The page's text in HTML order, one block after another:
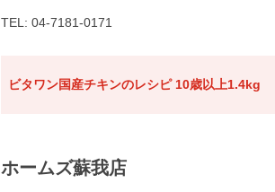
TEL: 04-7181-0171
ビタワン国産チキンのレシピ 10歳以上1.4kg
ホームズ蘇我店